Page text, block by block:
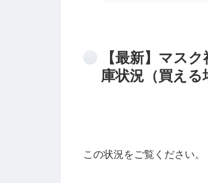
【最新】マス
庫状況（買える
この状況をご覧ください。